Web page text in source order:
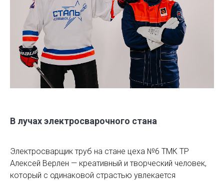
В лучах электросварочного стана
Электросварщик труб на стане цеха №6 ТМК ТР
Алексей Верлен — креативный и творческий человек,
который с одинаковой страстью увлекается